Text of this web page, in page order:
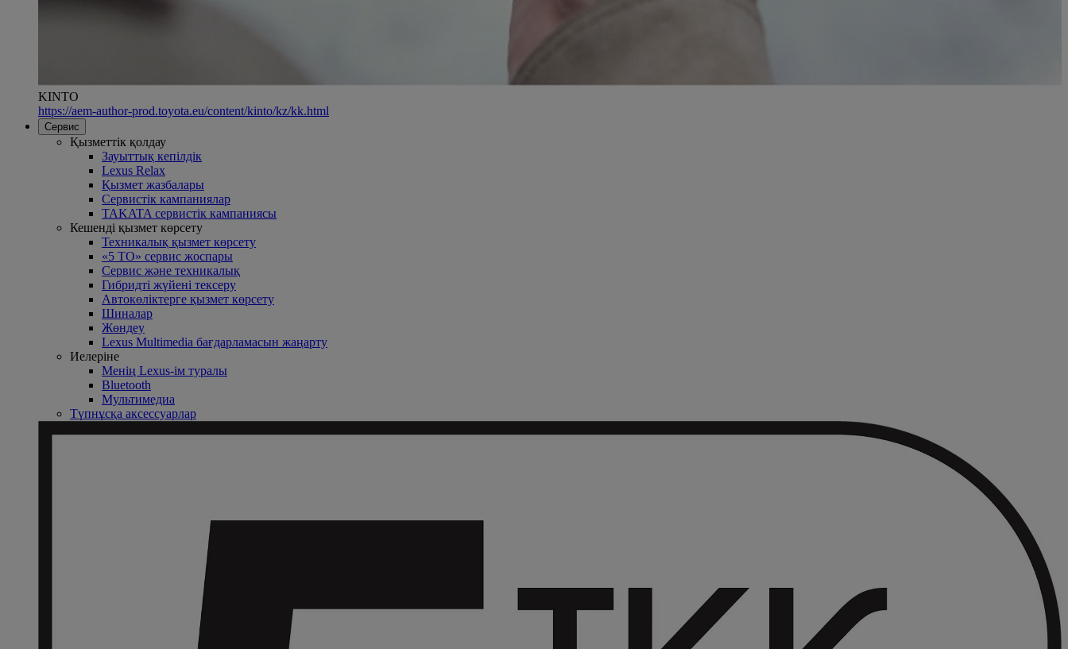
KINTO
https://aem-author-prod.toyota.eu/content/kinto/kz/kk.html
Сервис
Қызметтік қолдау
Зауыттық кепілдік
Lexus Relax
Қызмет жазбалары
Сервистік кампаниялар
TAKATA сервистік кампаниясы
Кешенді қызмет көрсету
Техникалық қызмет көрсету
«5 ТО» сервис жоспары
Сервис және техникалық
Гибридті жүйені тексеру
Автокөліктерге қызмет көрсету
Шиналар
Жөндеу
Lexus Multimedia бағдарламасын жаңарту
Иелеріне
Менің Lexus-ім туралы
Bluetooth
Mультимедиа
Түпнұсқа аксессуарлар